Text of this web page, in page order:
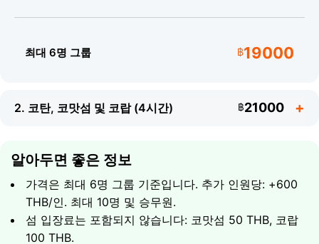
최대 6명 그룹 ฿19000
2. 코탄, 코맛섬 및 코랍 (4시간) ฿21000
알아두면 좋은 정보
가격은 최대 6명 그룹 기준입니다. 추가 인원당: +600
THB/인. 최대 10명 및 승무원.
섬 입장료는 포함되지 않습니다: 코맛섬 50 THB, 코랍
100 THB.